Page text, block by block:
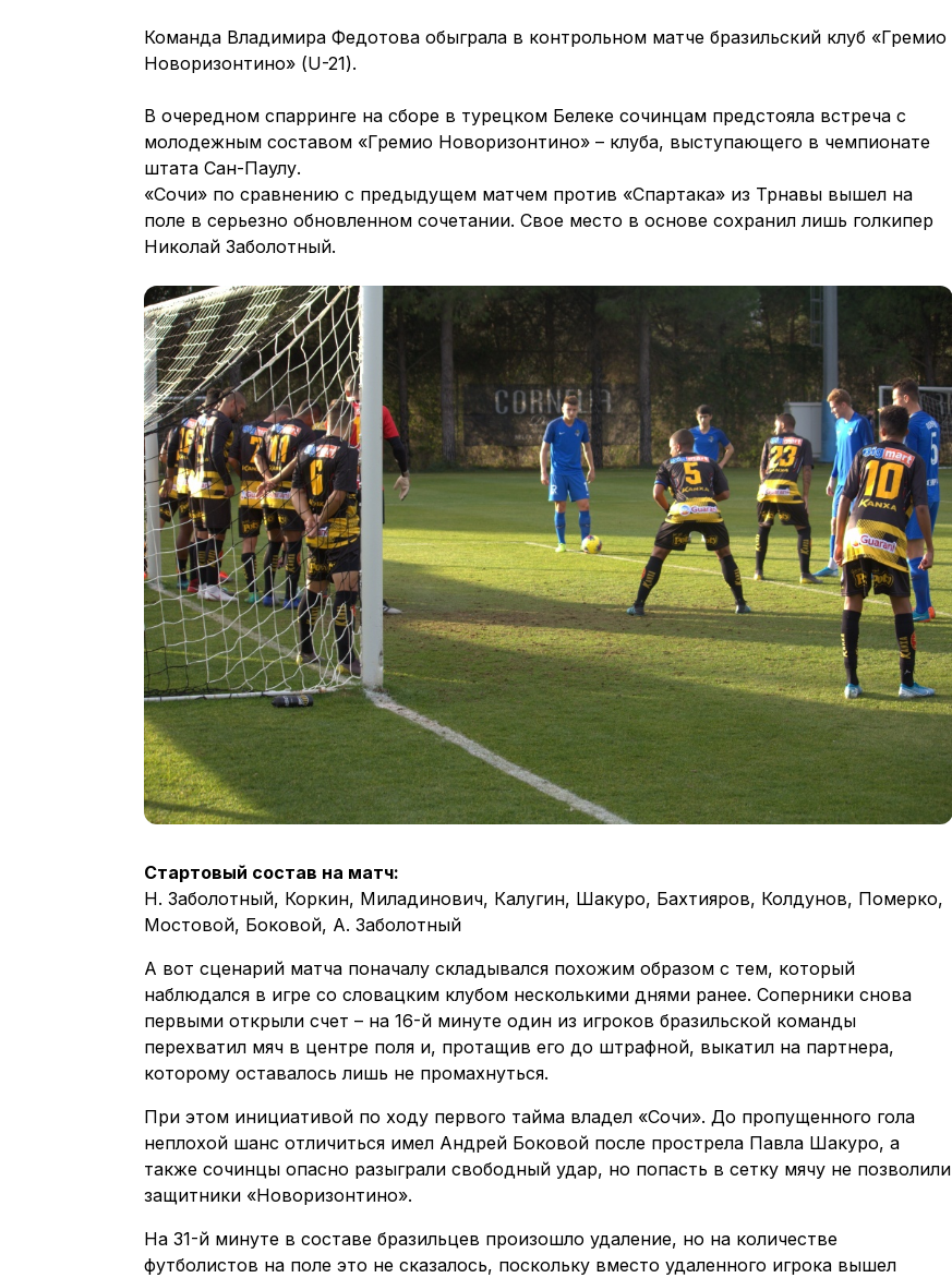
Команда Владимира Федотова обыграла в контрольном матче бразильский клуб «Гремио
Новоризонтино» (U-21).
В очередном спарринге на сборе в турецком Белеке сочинцам предстояла встреча с
молодежным составом «Гремио Новоризонтино» – клуба, выступающего в чемпионате
штата Сан-Паулу.
«Сочи» по сравнению с предыдущем матчем против «Спартака» из Трнавы вышел на
поле в серьезно обновленном сочетании. Свое место в основе сохранил лишь голкипер
Николай Заболотный.
Стартовый состав на матч:
Н. Заболотный, Коркин, Миладинович, Калугин, Шакуро, Бахтияров, Колдунов, Померко,
Мостовой, Боковой, А. Заболотный
А вот сценарий матча поначалу складывался похожим образом с тем, который
наблюдался в игре со словацким клубом несколькими днями ранее. Соперники снова
первыми открыли счет – на 16-й минуте один из игроков бразильской команды
перехватил мяч в центре поля и, протащив его до штрафной, выкатил на партнера,
которому оставалось лишь не промахнуться.
При этом инициативой по ходу первого тайма владел «Сочи». До пропущенного гола
неплохой шанс отличиться имел Андрей Боковой после прострела Павла Шакуро, а
также сочинцы опасно разыграли свободный удар, но попасть в сетку мячу не позволили
защитники «Новоризонтино».
На 31-й минуте в составе бразильцев произошло удаление, но на количестве
футболистов на поле это не сказалось, поскольку вместо удаленного игрока вышел